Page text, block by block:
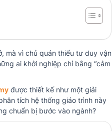
mà vì chủ quán thiếu tư duy vận
ai khởi nghiệp chỉ bằng “cảm
được thiết kế như một giải
tích hệ thống giáo trình này
chuẩn bị bước vào ngành?